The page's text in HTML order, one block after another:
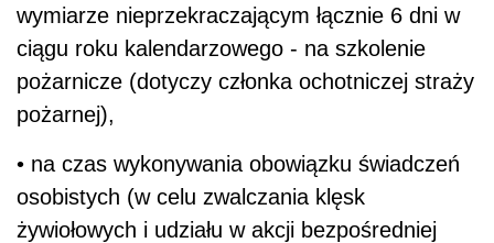
wymiarze nieprzekraczającym łącznie 6 dni w
ciągu roku kalendarzowego - na szkolenie
pożarnicze (dotyczy członka ochotniczej straży
pożarnej),
• na czas wykonywania obowiązku świadczeń
osobistych (w celu zwalczania klęsk
żywiołowych i udziału w akcji bezpośredniej